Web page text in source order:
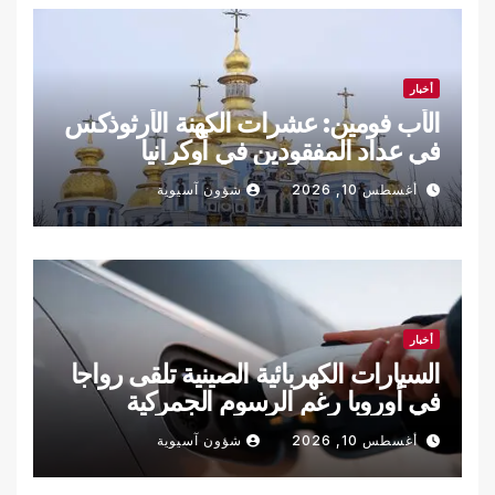
الأب فومين: عشرات الكهنة الأرثوذكس
في عداد المفقودين في أوكرانيا
أغسطس 10, 2026 شؤون آسيوية
السيارات الكهربائية الصينية تلقى رواجا
في أوروبا رغم الرسوم الجمركية
أغسطس 10, 2026 شؤون آسيوية